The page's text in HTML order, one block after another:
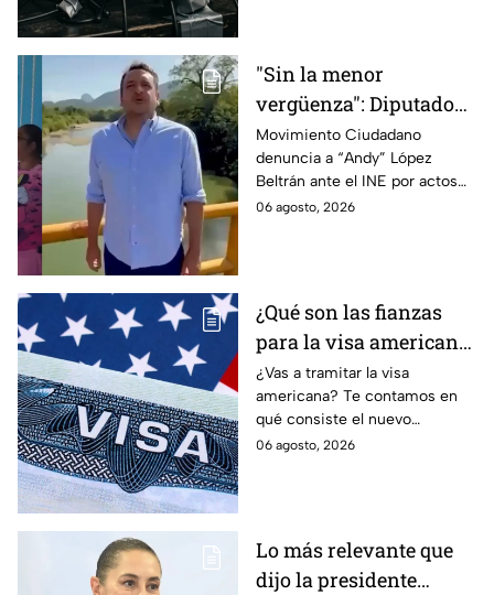
"Sin la menor
vergüenza": Diputado
Juan Zavala denuncia
ante el INE a Andy
López Beltrán por
campaña anticipada en
Movimiento Ciudadano
denuncia a “Andy” López
Beltrán ante el INE por actos
anticipados de campaña en
06 agosto, 2026
¿Qué son las fianzas
para la visa americana
y por qué causan tanta
controversia?
¿Vas a tramitar la visa
americana? Te contamos en
qué consiste el nuevo
programa de fianzas
06 agosto, 2026
Lo más relevante que
dijo la presidente